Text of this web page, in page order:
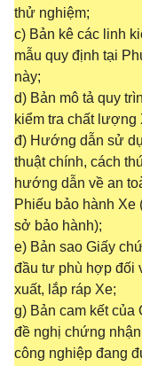
thử nghiệm;
c) Bản kê các linh
mẫu quy định tại
này;
d) Bản mô tả quy
kiểm tra chất lượng
đ) Hướng dẫn sử
thuật chính, cách
hướng dẫn về an
Phiếu bảo hành Xe
sở bảo hành);
e) Bản sao Giấy
đầu tư phù hợp đối
xuất, lắp ráp Xe;
g) Bản cam kết
đề nghị chứng
công nghiệp đang